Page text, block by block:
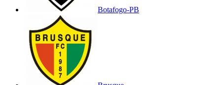
Botafogo-PB